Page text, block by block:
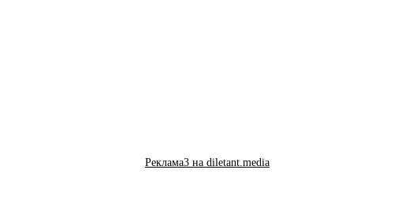
Реклама3 на diletant.media